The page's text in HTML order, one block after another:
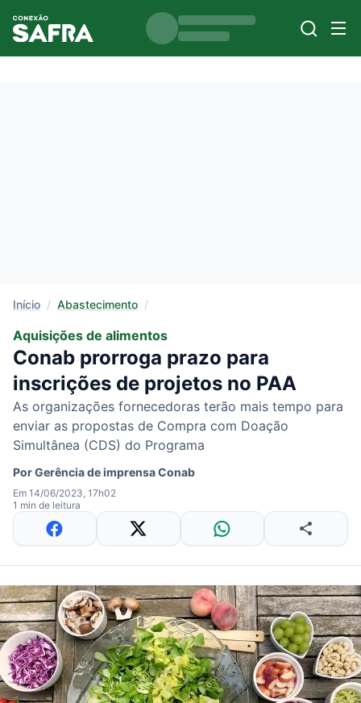
Início / Abastecimento /
Aquisições de alimentos
Conab prorroga prazo para
inscrições de projetos no PAA
As organizações fornecedoras terão mais tempo para
enviar as propostas de Compra com Doação
Simultânea (CDS) do Programa
PorGerência de imprensa Conab
Em 14/06/2023, 17h02
1 min de leitura